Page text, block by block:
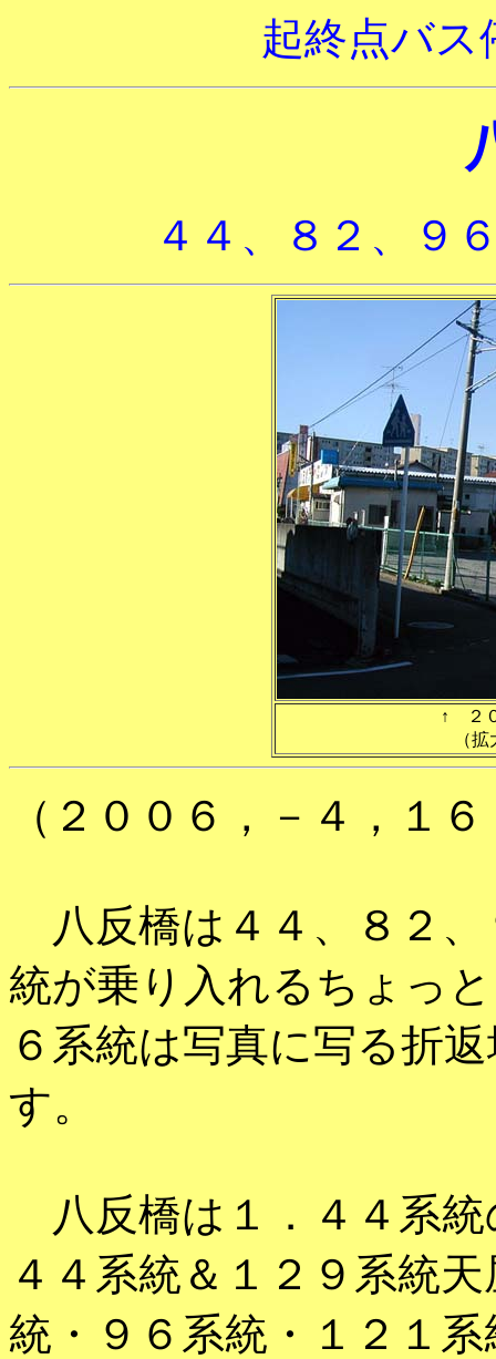
起終点バス
４４、８２、９
↑ ２
（
（２００６，－４，１
八反橋は４４、８２、
統が乗り入れるちょっ
６系統は写真に写る折
す。
八反橋は１．４４系統
４４系統＆１２９系統
統・９６系統・１２１